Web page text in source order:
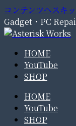
コンテンツへスキ
Gadget・PC
HOME
YouTube
SHOP
HOME
YouTube
SHOP